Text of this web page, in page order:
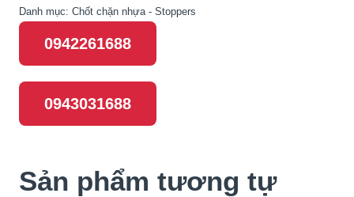
Danh mục: Chốt chặn nhựa - Stoppers
0942261688
0943031688
Sản phẩm tương tự